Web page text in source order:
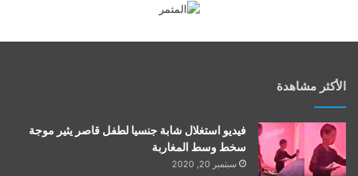
الأكثر مشاهدة
فيديو استغلال شابة جنسيا لطفل قاصر يثير موجة
سخط وسط المغاربة
سبتمبر 20, 2020